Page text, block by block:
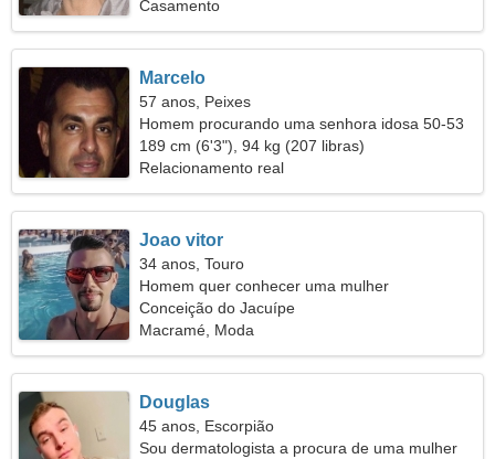
Casamento
Marcelo
57 anos, Peixes
Homem procurando uma senhora idosa 50-53
189 cm (6'3"), 94 kg (207 libras)
Relacionamento real
Joao vitor
34 anos, Touro
Homem quer conhecer uma mulher
Conceição do Jacuípe
Macramé, Moda
Douglas
45 anos, Escorpião
Sou dermatologista a procura de uma mulher